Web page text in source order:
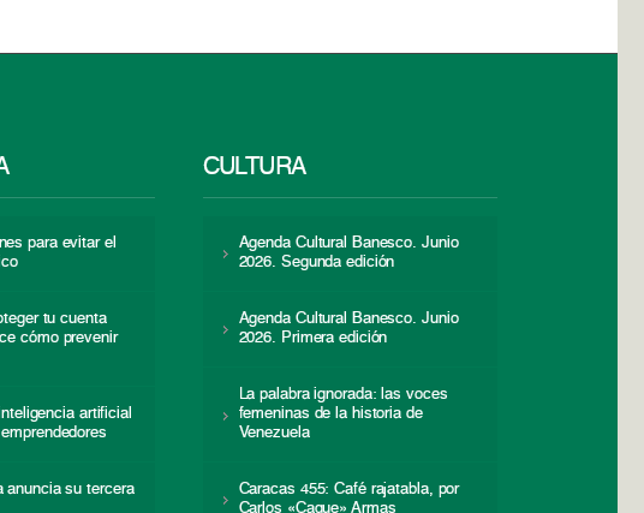
para evitar el
tu cuenta
cómo prevenir
artificial
anuncia su tercera
CULTURA
Agenda Cultural Banesco. Junio
2026. Segunda edición
Agenda Cultural Banesco. Junio
2026. Primera edición
La palabra ignorada: las voces
femeninas de la historia de
Venezuela
Caracas 455: Café rajatabla, por
Carlos «Caque» Armas